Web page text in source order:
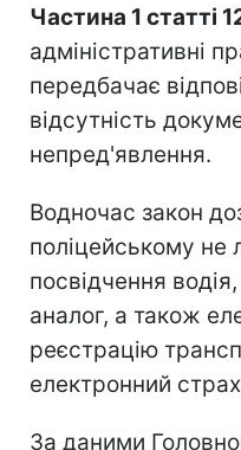
Частина 1 статті
адміністративні
передбачає
відсутність
непред'явлення.
Водночас закон
поліцейському не
посвідчення
аналог, а також
реєстрацію
електронний
За даними